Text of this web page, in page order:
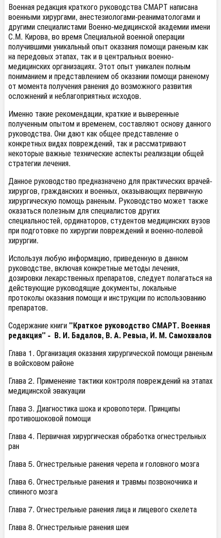
Военная редакция краткого руководства СМАРТ написана
военными хирургами, анестезиологами-реаниматологами и
другими специалистами Военно-медицинской академии имени
С.М. Кирова, во время Специальной военной операции
получившими уникальный опыт оказания помощи раненым как
на передовых этапах, так и в центральных военно-
медицинских организациях. Этот опыт уникален полным
пониманием и представлением об оказании помощи раненому
от момента получения ранения до возможного развития
осложнений и неблагоприятных исходов.
Именно такие рекомендации, краткие и выверенные
полученным опытом и временем, составляют основу данного
руководства. Они дают как общее представление о
конкретных видах повреждений, так и рассматривают
некоторые важные технические аспекты реализации общей
стратегии лечения.
Данное руководство предназначено для практических врачей-
хирургов, гражданских и военных, оказывающих первичную
хирургическую помощь раненым. Руководство может также
оказаться полезным для специалистов других
специальностей, ординаторов, студентов медицинских вузов
при подготовке по хирургии повреждений и военно-полевой
хирургии.
Используя любую информацию, приведенную в данном
руководстве, включая конкретные методы лечения,
дозировки лекарственных препаратов, следует полагаться на
действующие руководящие документы, локальные
протоколы оказания помощи и инструкции по использованию
препаратов.
Содержание книги"Краткое руководство СМАРТ. Военная
редакция" - В. И. Бадалов, В. А. Ревыa, И. М. Самохвалов
Глава 1. Организация оказания хирургической помощи раненым
в войсковом районе
Глава 2. Применение тактики контроля повреждений на этапах
медицинской эвакуации
Глава 3. Диагностика шока и кровопотери. Принципы
противошоковой помощи
Глава 4. Первичная хирургическая обработка огнестрельных
ран
Глава 5. Огнестрельные ранения черепа и головного мозга
Глава 6. Огнестрельные ранения и травмы позвоночника и
спинного мозга
Глава 7. Огнестрельные ранения лица и лицевого скелета
Глава 8. Огнестрельные ранения шеи